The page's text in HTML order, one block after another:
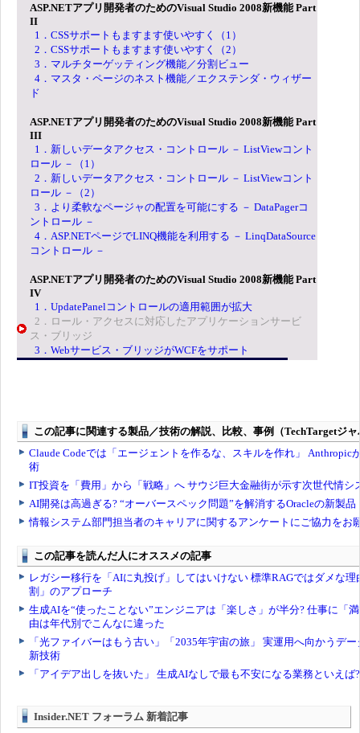
ASP.NETアプリ開発者のためのVisual Studio 2008新機能 Part
II
1．CSSサポートもますます使いやすく（1）
2．CSSサポートもますます使いやすく（2）
3．マルチターゲッティング機能／分割ビュー
4．マスタ・ページのネスト機能／エクステンダ・ウィザー
ド
ASP.NETアプリ開発者のためのVisual Studio 2008新機能 Part
III
1．新しいデータアクセス・コントロール － ListViewコント
ロール －（1）
2．新しいデータアクセス・コントロール － ListViewコント
ロール －（2）
3．より柔軟なページャの配置を可能にする － DataPagerコ
ントロール －
4．ASP.NETページでLINQ機能を利用する － LinqDataSource
コントロール －
ASP.NETアプリ開発者のためのVisual Studio 2008新機能 Part
IV
1．UpdatePanelコントロールの適用範囲が拡大
2．ロール・アクセスに対応したアプリケーションサービ
ス・ブリッジ
3．Webサービス・ブリッジがWCFをサポート
Insider.NET フォーラム 新着記事